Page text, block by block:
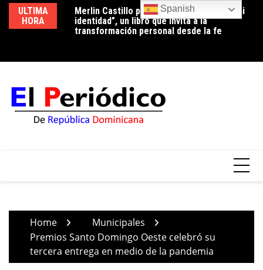
Skip
content
ULTIMA
HORA
Merlin Castillo presenta “Descubriendo mi
identidad”, un libro que invita a la
transformación personal desde la fe
Periodista Vicente Méndez pide la renuncia
del alcalde de Santo Domingo Oeste,
Francisco Peña, por deplorable situación de
Home
Municipales
Premios Santo Domingo Oeste celebró su
tercera entrega en medio de la pandemia
Spanish